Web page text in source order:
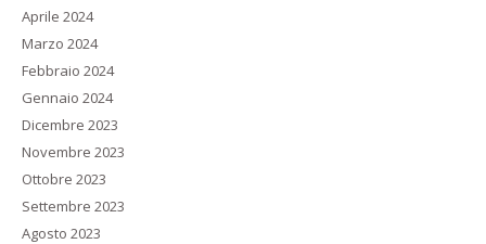
Aprile 2024
Marzo 2024
Febbraio 2024
Gennaio 2024
Dicembre 2023
Novembre 2023
Ottobre 2023
Settembre 2023
Agosto 2023